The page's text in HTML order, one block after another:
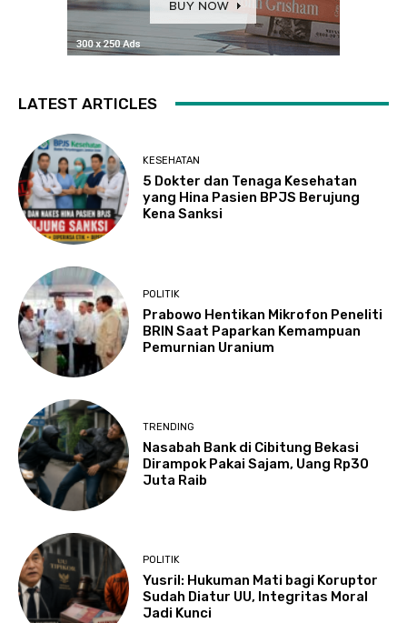
LATEST ARTICLES
KESEHATAN
5 Dokter dan Tenaga Kesehatan
yang Hina Pasien BPJS Berujung
Kena Sanksi
POLITIK
Prabowo Hentikan Mikrofon Peneliti
BRIN Saat Paparkan Kemampuan
Pemurnian Uranium
TRENDING
Nasabah Bank di Cibitung Bekasi
Dirampok Pakai Sajam, Uang Rp30
Juta Raib
POLITIK
Yusril: Hukuman Mati bagi Koruptor
Sudah Diatur UU, Integritas Moral
Jadi Kunci